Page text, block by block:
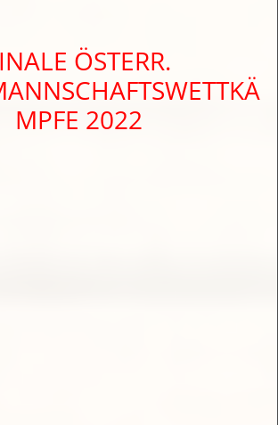
ÖSTERR.
MPFE 2022